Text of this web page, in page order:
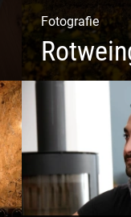
Fotografie
Rotweine aus
Herbstliche